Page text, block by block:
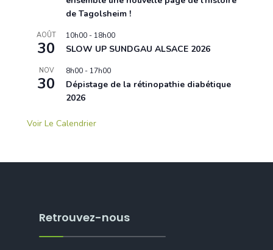
de Tagolsheim !
AOÛT
30
10h00 - 18h00
SLOW UP SUNDGAU ALSACE 2026
NOV
30
8h00 - 17h00
Dépistage de la rétinopathie diabétique
2026
Voir Le Calendrier
Retrouvez-nous